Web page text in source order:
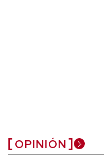
OPINIÓN